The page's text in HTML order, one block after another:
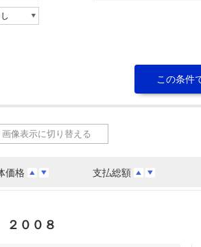
価格 支払総額
画像表示に切り替える
００８